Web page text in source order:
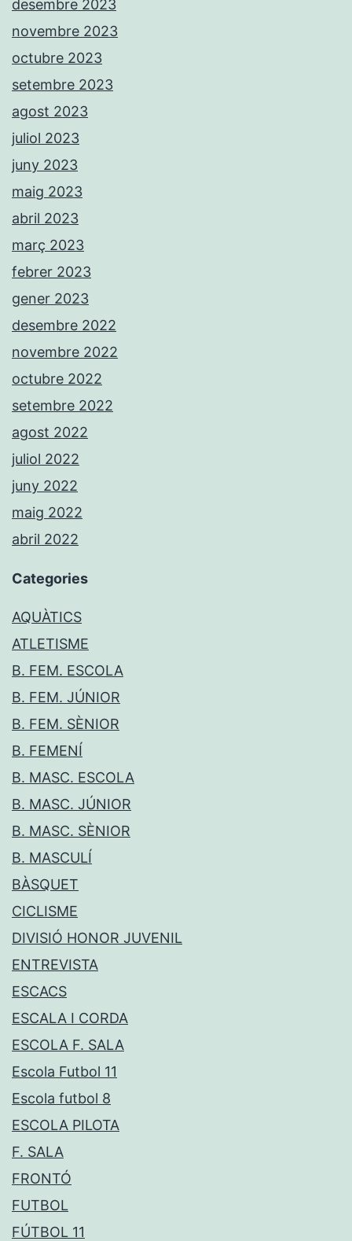
desembre 2023
novembre 2023
octubre 2023
setembre 2023
agost 2023
juliol 2023
juny 2023
maig 2023
abril 2023
març 2023
febrer 2023
gener 2023
desembre 2022
novembre 2022
octubre 2022
setembre 2022
agost 2022
juliol 2022
juny 2022
maig 2022
abril 2022
Categories
AQUÀTICS
ATLETISME
B. FEM. ESCOLA
B. FEM. JÚNIOR
B. FEM. SÈNIOR
B. FEMENÍ
B. MASC. ESCOLA
B. MASC. JÚNIOR
B. MASC. SÈNIOR
B. MASCULÍ
BÀSQUET
CICLISME
DIVISIÓ HONOR JUVENIL
ENTREVISTA
ESCACS
ESCALA I CORDA
ESCOLA F. SALA
Escola Futbol 11
Escola futbol 8
ESCOLA PILOTA
F. SALA
FRONTÓ
FUTBOL
FÚTBOL 11